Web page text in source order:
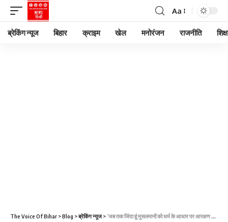
Aa
ब्रेकिंग न्यूज बिहार क्राइम खेल मनोरंजन राजनीति
The Voice Of Bihar >Blog >ब्रेकिंग न्यूज> ‘जब तक जिंदा हूं मुसलमानों को धर्म के आधार पर आरक्षण नहीं देने दूंगा’, पीएम मोदी का बड़ा बयान